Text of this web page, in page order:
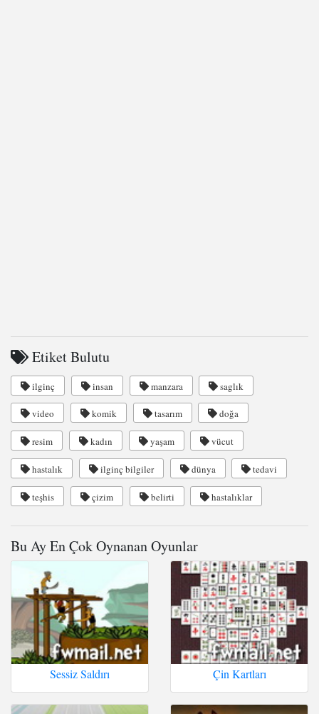
Etiket Bulutu
ilginç insan manzara saglık
video komik tasarım doğa
resim kadın yaşam vücut
hastalık ilginç bilgiler dünya tedavi
teşhis çizim belirti hastalıklar
Bu Ay En Çok Oynanan Oyunlar
Sessiz Saldırı Çin Kartları